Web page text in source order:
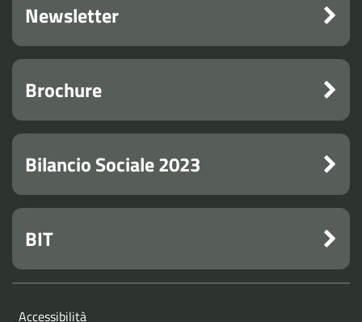
Newsletter
Brochure
Bilancio Sociale 2023
BIT
Accessibilità